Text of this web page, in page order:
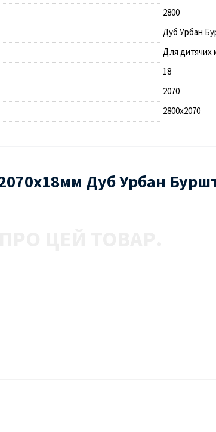
2800
Дуб Урбан
Для дитячих
18
2070
2800х2070
Дуб Урбан